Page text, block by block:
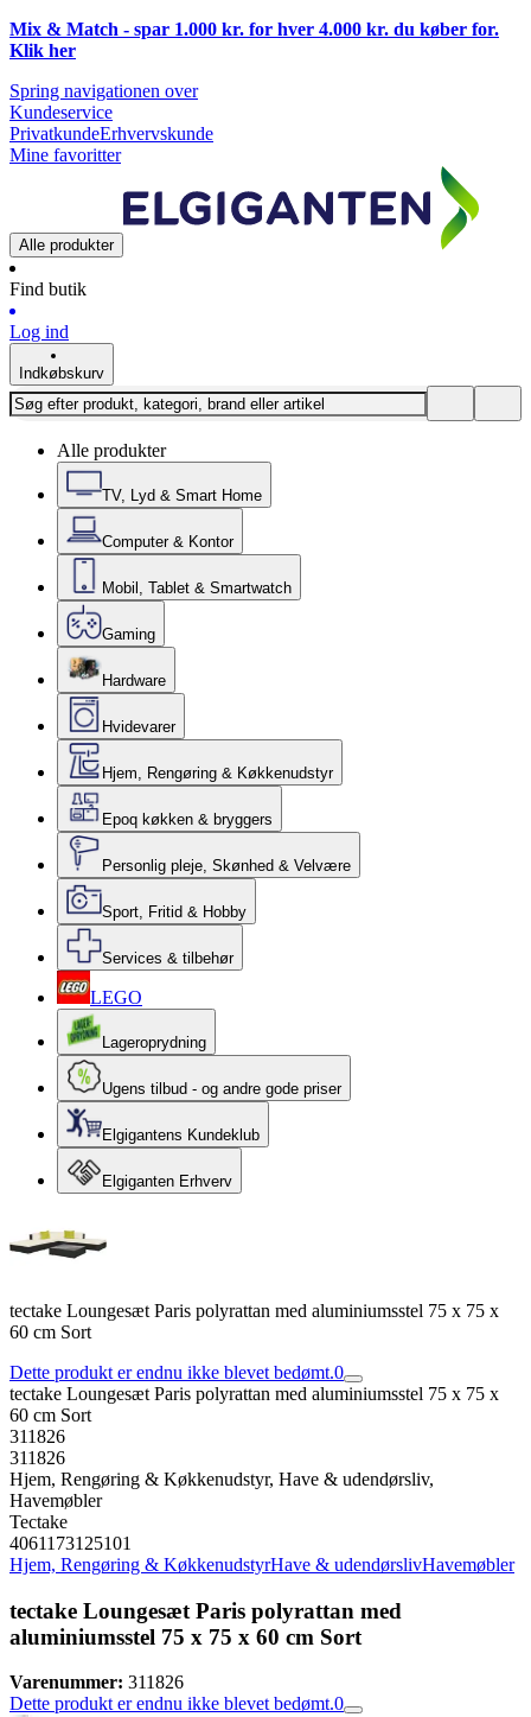
Mix & Match - spar 1.000 kr. for hver 4.000 kr. du køber for.
Klik her
Spring navigationen over
Kundeservice
PrivatkundeErhvervskunde
Mine favoritter
Alle produkter
Find butik
Log ind
Indkøbskurv
Alle produkter
TV, Lyd & Smart Home
Computer & Kontor
Mobil, Tablet & Smartwatch
Gaming
Hardware
Hvidevarer
Hjem, Rengøring & Køkkenudstyr
Epoq køkken & bryggers
Personlig pleje, Skønhed & Velvære
Sport, Fritid & Hobby
Services & tilbehør
LEGO
Lageroprydning
Ugens tilbud - og andre gode priser
Elgigantens Kundeklub
Elgiganten Erhverv
tectake Loungesæt Paris polyrattan med aluminiumsstel 75 x 75 x
60 cm Sort
Dette produkt er endnu ikke blevet bedømt.0
tectake Loungesæt Paris polyrattan med aluminiumsstel 75 x 75 x
60 cm Sort
311826
311826
Hjem, Rengøring & Køkkenudstyr, Have & udendørsliv,
Havemøbler
Tectake
4061173125101
Hjem, Rengøring & KøkkenudstyrHave & udendørslivHavemøbler
tectake Loungesæt Paris polyrattan med
aluminiumsstel 75 x 75 x 60 cm Sort
Varenummer: 311826
Dette produkt er endnu ikke blevet bedømt.0